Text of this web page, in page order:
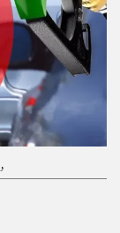
دہلی: 1